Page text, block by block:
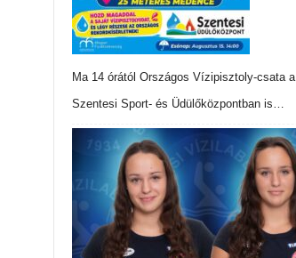
Ma 14 órától Országos Vízipisztoly-csata a
Szentesi Sport- és Üdülőközpontban is…